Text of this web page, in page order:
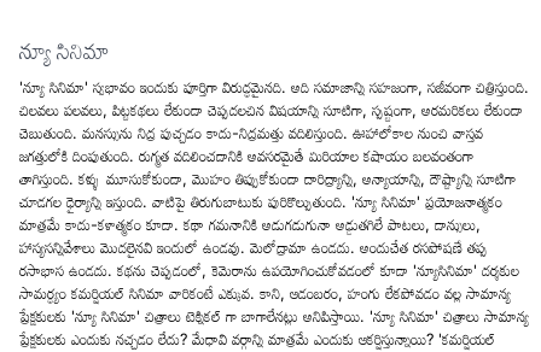
న్యూ సినిమా
'న్యూ సినిమా' స్వభావం ఇందుకు పూర్తిగా విరుద్ధమైనది. అది సమాజాన్ని సహజంగా, సజీవంగా చిత్రిస్తుంది.
చిలవలు పలవలు, పిట్టకథలు లేకుండా చెప్పదలచిన విషయాన్ని సూటిగా, స్పష్టంగా, అరమరికలు లేకుండా
చెబుతుంది. మనస్సును నిద్ర పుచ్చడం కాదు-నిద్రమత్తు వదిలిస్తుంది. ఊహాలోకాల నుంచి వాస్తవ
జగత్తులోకి దింపుతుంది. రుగ్మత వదిలించడానికి అవసరమైతే మిరియాల కషాయం బలవంతంగా
తాగిస్తుంది. కళ్ళు మూసుకోకుండా, మొహం తిప్పుకోకుండా దారిద్ర్యాన్ని, అన్యాయాన్ని, దౌష్ట్యాన్ని సూటిగా
చూడగల ధైర్యాన్ని ఇస్తుంది. వాటిపై తిరుగుబాటుకు పురికొల్పుతుంది. 'న్యూ సినిమా' ప్రయోజనాత్మకం
మాత్రమే కాదు-కళాత్మకం కూడా. కథా గమనానికి అడుగడుగునా అడ్డుతగిలే పాటలు, డాన్సులు,
హాస్యసన్నివేశాలు మొదలైనవి ఇందులో ఉండవు. మెలోడ్రామా ఉండదు. అందుచేత రసపోషణే తప్ప
రసాభాస ఉండదు. కథను చెప్పడంలో, కెమెరాను ఉపయోగించుకోవడంలో కూడా 'న్యూసినిమా' దర్శకుల
సామర్ధ్యం కమర్షియల్ సినిమా వారికంటే ఎక్కువ. కాని, ఆడంబరం, హంగు లేకపోవడం వల్ల సామాన్య
ప్రేక్షకులకు 'న్యూ సినిమా' చిత్రాలు టెక్నికల్ గా బాగాలేనట్లు అనిపిస్తాయి. 'న్యూ సినిమా' చిత్రాలు సామాన్య
ప్రేక్షకులకు ఎందుకు నచ్చడం లేదు? మేధావి వర్గాన్ని మాత్రమే ఎందుకు ఆకర్షిస్తున్నాయి? 'కమర్షియల్